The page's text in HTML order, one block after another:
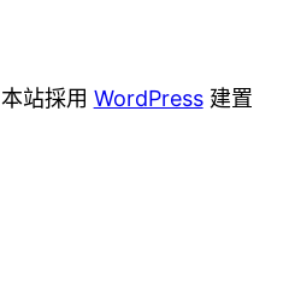
本站採用 WordPress建置